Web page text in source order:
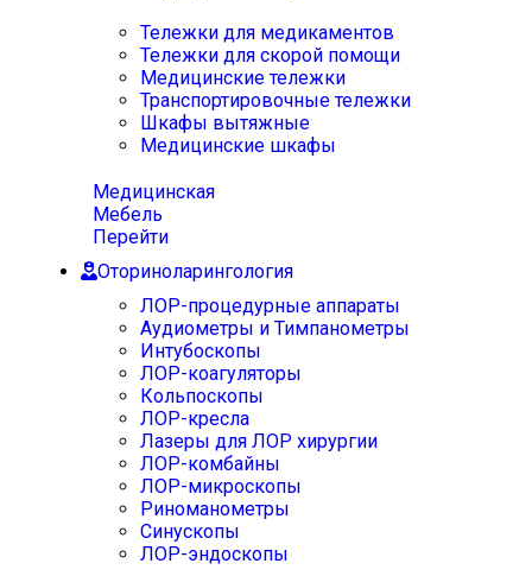
Тележки для медикаментов
Тележки для скорой помощи
Медицинские тележки
Транспортировочные тележки
Шкафы вытяжные
Медицинские шкафы
Медицинская
Мебель
Перейти
Оториноларингология
ЛОР-процедурные аппараты
Аудиометры и Тимпанометры
Интубоскопы
ЛОР-коагуляторы
Кольпоскопы
ЛОР-кресла
Лазеры для ЛОР хирургии
ЛОР-комбайны
ЛОР-микроскопы
Риноманометры
Синускопы
ЛОР-эндоскопы